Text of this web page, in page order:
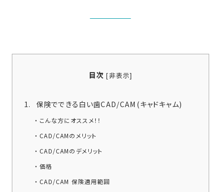
目次 [非表示]
保険でできる白い歯CAD/CAM(キャドキャム)
こんな方にオススメ！！
CAD/CAMのメリット
CAD/CAMのデメリット
価格
CAD/CAM 保険適用範囲